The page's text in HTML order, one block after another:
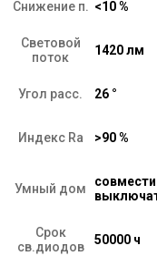
Снижение п. <10 %
Световой
поток
1420 лм
Угол расс. 26 °
Индекс Ra >90 %
Умный дом
Срок
св.диодов
50000 ч